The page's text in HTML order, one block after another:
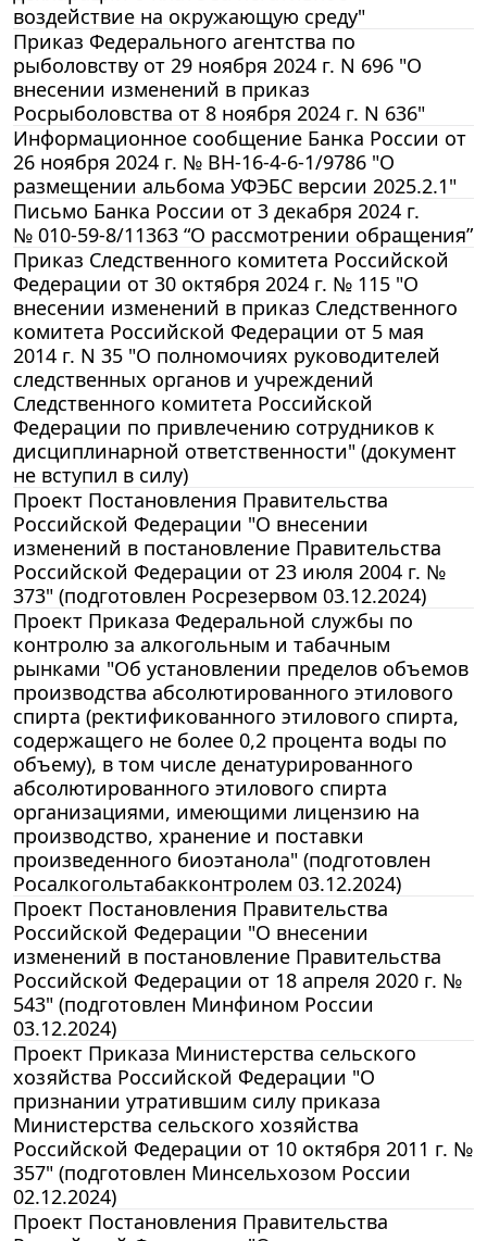
воздействие на окружающую среду"
Приказ Федерального агентства по
рыболовству от 29 ноября 2024 г. N 696 "О
внесении изменений в приказ
Росрыболовства от 8 ноября 2024 г. N 636"
Информационное сообщение Банка России от
26 ноября 2024 г. № ВН-16-4-6-1/9786 "О
размещении альбома УФЭБС версии 2025.2.1"
Письмо Банка России от 3 декабря 2024 г.
№ 010-59-8/11363 “О рассмотрении обращения”
Приказ Следственного комитета Российской
Федерации от 30 октября 2024 г. № 115 "О
внесении изменений в приказ Следственного
комитета Российской Федерации от 5 мая
2014 г. N 35 "О полномочиях руководителей
следственных органов и учреждений
Следственного комитета Российской
Федерации по привлечению сотрудников к
дисциплинарной ответственности" (документ
не вступил в силу)
Проект Постановления Правительства
Российской Федерации "О внесении
изменений в постановление Правительства
Российской Федерации от 23 июля 2004 г. №
373" (подготовлен Росрезервом 03.12.2024)
Проект Приказа Федеральной службы по
контролю за алкогольным и табачным
рынками "Об установлении пределов объемов
производства абсолютированного этилового
спирта (ректификованного этилового спирта,
содержащего не более 0,2 процента воды по
объему), в том числе денатурированного
абсолютированного этилового спирта
организациями, имеющими лицензию на
производство, хранение и поставки
произведенного биоэтанола" (подготовлен
Росалкогольтабакконтролем 03.12.2024)
Проект Постановления Правительства
Российской Федерации "О внесении
изменений в постановление Правительства
Российской Федерации от 18 апреля 2020 г. №
543" (подготовлен Минфином России
03.12.2024)
Проект Приказа Министерства сельского
хозяйства Российской Федерации "О
признании утратившим силу приказа
Министерства сельского хозяйства
Российской Федерации от 10 октября 2011 г. №
357" (подготовлен Минсельхозом России
02.12.2024)
Проект Постановления Правительства